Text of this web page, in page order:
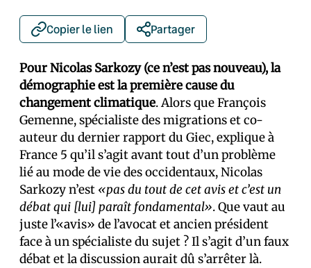
Copier le lien Partager
Pour Nicolas Sarkozy (ce n’est pas nouveau), la
démographie est la première cause du
changement climatique. Alors que François
Gemenne, spécialiste des migrations et co-
auteur du dernier rapport du Giec, explique à
France 5 qu’il s’agit avant tout d’un problème
lié au mode de vie des occidentaux, Nicolas
Sarkozy n’est «pas du tout de cet avis et c’est un
débat qui [lui] paraît fondamental». Que vaut au
juste l’«avis» de l’avocat et ancien président
face à un spécialiste du sujet ? Il s’agit d’un faux
débat et la discussion aurait dû s’arrêter là.